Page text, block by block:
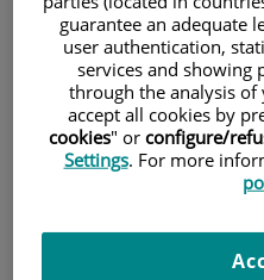
DS
Ginecologia i Obstetrícia
Centro Médico Teknon
Anar al consultori
Fertility Barcelona
Centro Médico Teknon
guarantee an adequate
user authentication,
services and showing
through the analysis of
accept all cookies by
cookies" or configure/
Settings. For more